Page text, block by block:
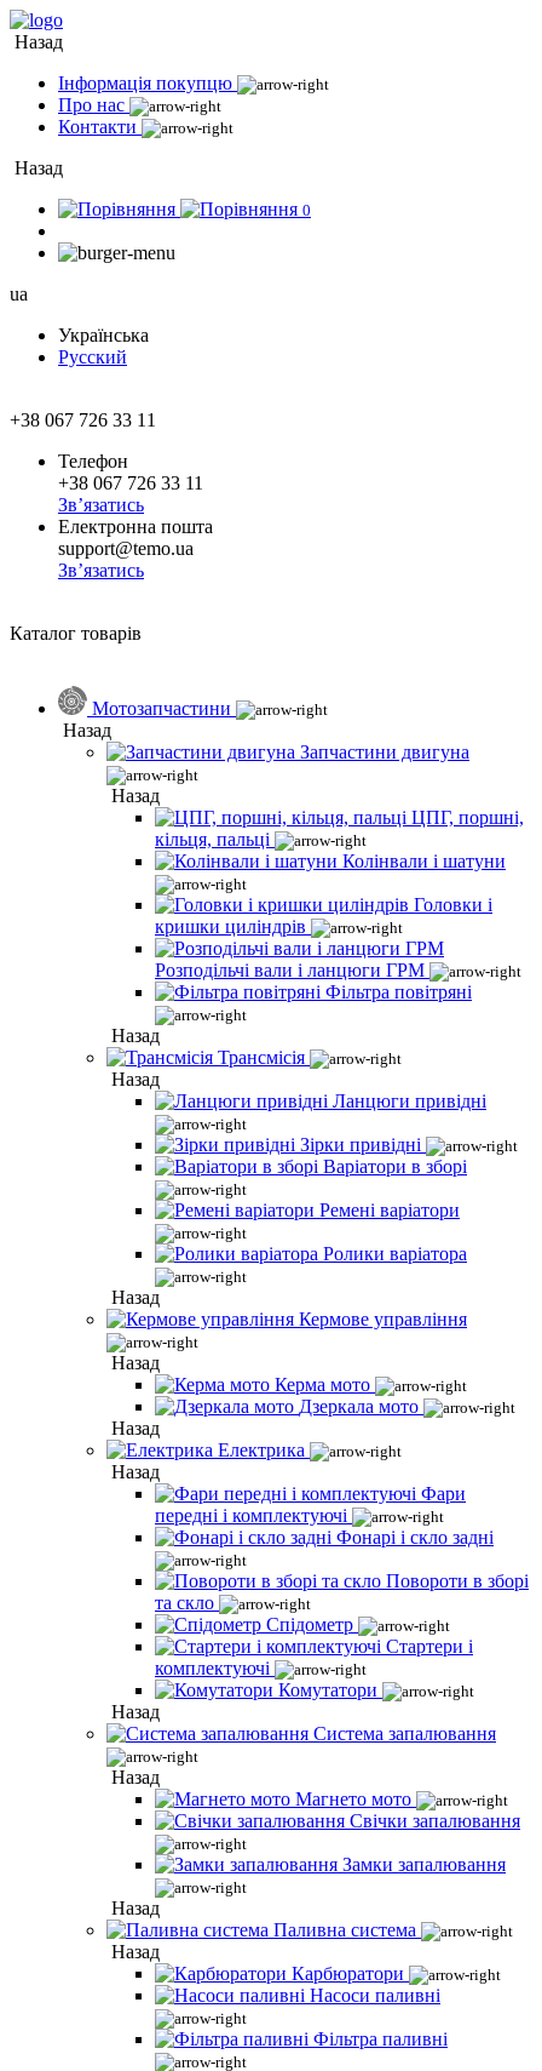
Назад
Інформація покупцю
Про нас
Контакти
Назад
0
ua
Українська
Русский
+38 067 726 33 11
Телефон
+38 067 726 33 11
Зв’язатись
Електронна пошта
support@temo.ua
Зв’язатись
Каталог товарів
Мотозапчастини
Назад
Запчастини двигуна
Назад
ЦПГ, поршні,
кільця, пальці
Колінвали і шатуни
Головки і
кришки циліндрів
Розподільчі вали і ланцюги ГРМ
Фільтра повітряні
Назад
Трансмісія
Назад
Ланцюги привідні
Зірки привідні
Варіатори в зборі
Ремені варіатори
Ролики варіатора
Назад
Кермове управління
Назад
Керма мото
Дзеркала мото
Назад
Електрика
Назад
Фари
передні і комплектуючі
Фонарі і скло задні
Повороти в зборі
та скло
Спідометр
Стартери і
комплектуючі
Комутатори
Назад
Система запалювання
Назад
Магнето мото
Свічки запалювання
Замки запалювання
Назад
Паливна система
Назад
Карбюратори
Насоси паливні
Фільтра паливні